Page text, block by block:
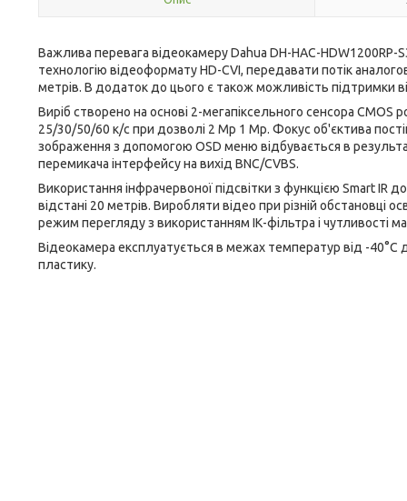
Важлива перевага відеокамеру Dahua DH-HAC-
технологію відеоформату HD-CVI, передавати потік
метрів. В додаток до цього є також можливість підтримки
Виріб створено на основі 2-мегапіксельного сенсора
25/30/50/60 к/с при дозволі 2 Mp 1 Mp. Фокус об'єктива
зображення з допомогою OSD меню відбувається в
перемикача інтерфейсу на вихід BNC/CVBS.
Використання інфрачервоної підсвітки з функцією Smart
відстані 20 метрів. Виробляти відео при різній
режим перегляду з використанням ІК-фільтра і чутливості
Відеокамера експлуатується в межах температур від -
пластику.